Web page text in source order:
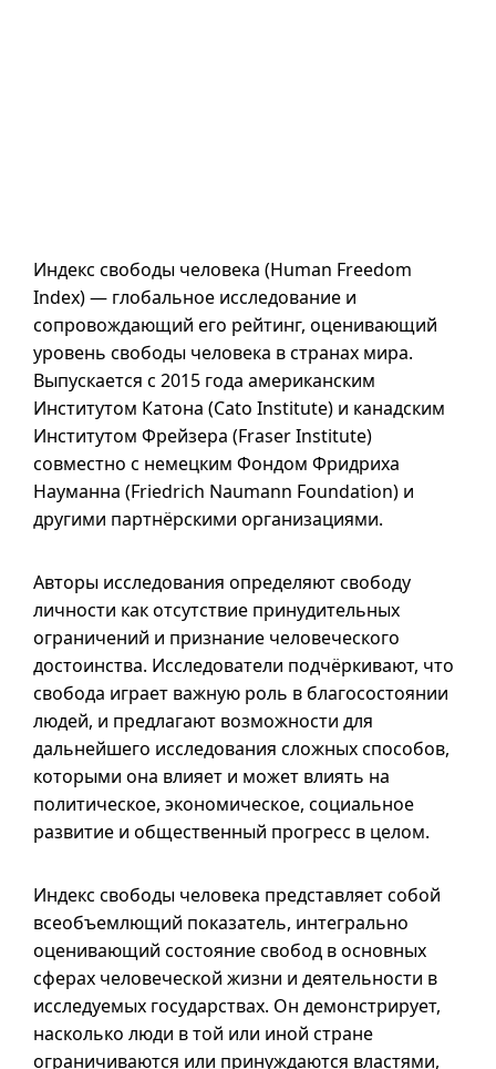
Индекс свободы человека (Human Freedom
Index) — глобальное исследование и
сопровождающий его рейтинг, оценивающий
уровень свободы человека в странах мира.
Выпускается с 2015 года американским
Институтом Катона (Cato Institute) и канадским
Институтом Фрейзера (Fraser Institute)
совместно с немецким Фондом Фридриха
Науманна (Friedrich Naumann Foundation) и
другими партнёрскими организациями.
Авторы исследования определяют свободу
личности как отсутствие принудительных
ограничений и признание человеческого
достоинства. Исследователи подчёркивают, что
свобода играет важную роль в благосостоянии
людей, и предлагают возможности для
дальнейшего исследования сложных способов,
которыми она влияет и может влиять на
политическое, экономическое, социальное
развитие и общественный прогресс в целом.
Индекс свободы человека представляет собой
всеобъемлющий показатель, интегрально
оценивающий состояние свобод в основных
сферах человеческой жизни и деятельности в
исследуемых государствах. Он демонстрирует,
насколько люди в той или иной стране
ограничиваются или принуждаются властями,